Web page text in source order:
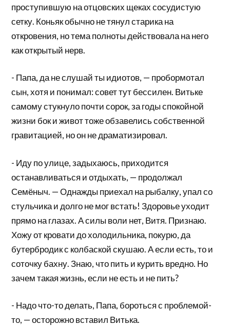
проступившую на отцовских щеках сосудистую
сетку. Коньяк обычно не тянул старика на
откровения, но тема полноты действовала на него
как открытый нерв.
- Папа, да не слушай ты идиотов, — пробормотал
сын, хотя и понимал: совет тут бессилен. Витьке
самому стукнуло почти сорок, за годы спокойной
жизни бок и живот тоже обзавелись собственной
гравитацией, но он не драматизировал.
- Иду по улице, задыхаюсь, приходится
останавливаться и отдыхать, — продолжал
Семёныч. — Однажды приехал на рыбалку, упал со
стульчика и долго не мог встать! Здоровье уходит
прямо на глазах. А силы воли нет, Витя. Признаю.
Хожу от кровати до холодильника, покурю, да
бутербродик с колбаской скушаю. А если есть, то и
соточку бахну. Знаю, что пить и курить вредно. Но
зачем такая жизнь, если не есть и не пить?
- Надо что-то делать, Папа, бороться с проблемой-
то, — осторожно вставил Витька.